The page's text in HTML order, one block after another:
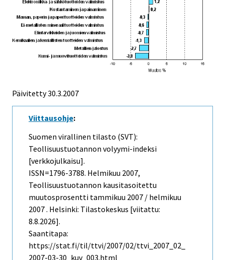
Päivitetty30.3.2007
Viittausohje:
Suomen virallinen tilasto (SVT):
Teollisuustuotannon volyymi-indeksi
[verkkojulkaisu].
ISSN=1796-3788. Helmikuu 2007,
Teollisuustuotannon kausitasoitettu
muutosprosentti tammikuu 2007 / helmikuu
2007 . Helsinki: Tilastokeskus [viitattu:
8.8.2026].
Saantitapa:
https://stat.fi/til/ttvi/2007/02/ttvi_2007_02_
2007-03-30_kuv_003.html